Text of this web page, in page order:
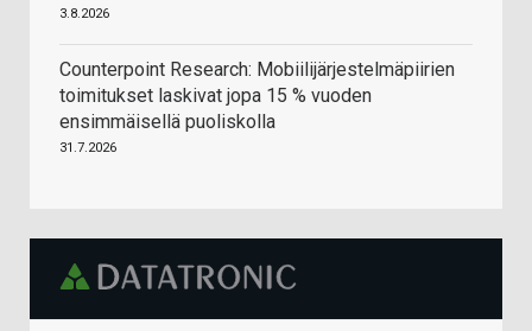
3.8.2026
Counterpoint Research: Mobiilijärjestelmäpiirien
toimitukset laskivat jopa 15 % vuoden
ensimmäisellä puoliskolla
31.7.2026